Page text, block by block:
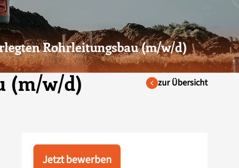
Rohrleitungsbau (m/w/d)
(m/w/d) zur Übersicht
Jetzt bewerben